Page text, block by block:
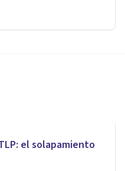
el solapamiento